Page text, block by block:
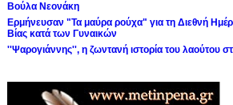
Βούλα Νεονάκη
Ερμήνευσαν "Τα μαύρα ρούχα" για τη Διεθνή
Βίας κατά των Γυναικών
''Ψαρογιάννης'', η ζωντανή ιστορία του λαούτου